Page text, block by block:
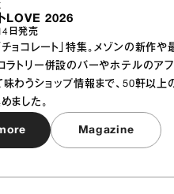
LOVE 2026
日 発売
ョコレート」特集。メゾンの新作や
ラトリー併設のバーやホテルのア
わうショップ情報まで、50軒以上
ました。
Magazine